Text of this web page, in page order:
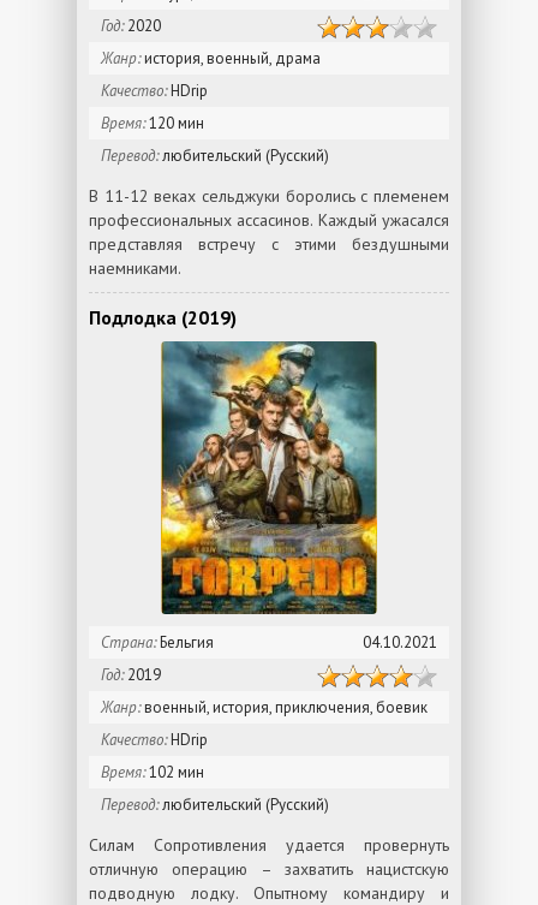
Год:2020
Жанр:история, военный, драма
Качество:HDrip
Время:120 мин
Перевод:любительский (Русский)
В 11-12 веках сельджуки боролись с племенем
профессиональных ассасинов. Каждый ужасался
представляя встречу с этими бездушными
наемниками.
Подлодка (2019)
Страна:Бельгия
04.10.2021
Год:2019
Жанр:военный, история, приключения, боевик
Качество:HDrip
Время:102 мин
Перевод:любительский (Русский)
Силам Сопротивления удается провернуть
отличную операцию – захватить нацистскую
подводную лодку. Опытному командиру и